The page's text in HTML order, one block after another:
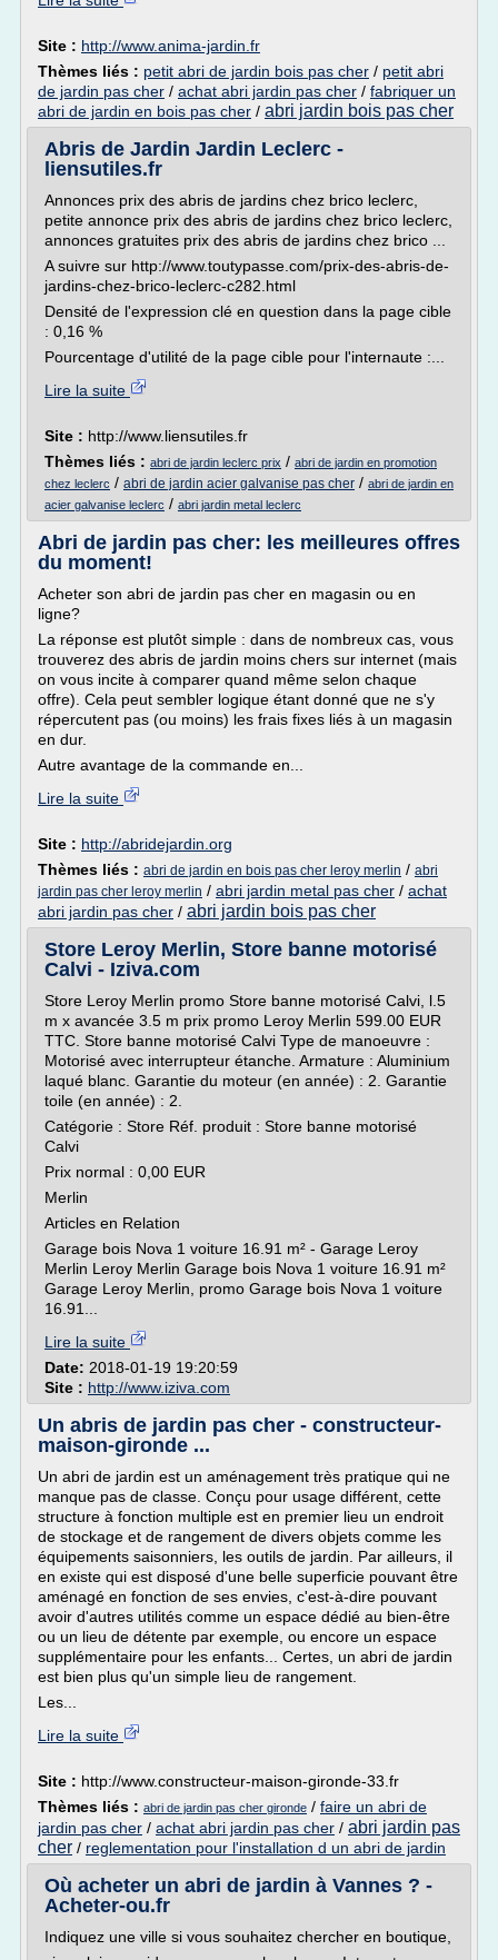
Site : http://www.anima-jardin.fr
Thèmes liés : petit abri de jardin bois pas cher / petit abri
de jardin pas cher / achat abri jardin pas cher / fabriquer un
abri de jardin en bois pas cher / abri jardin bois pas cher
Abris de Jardin Jardin Leclerc -
liensutiles.fr
Annonces prix des abris de jardins chez brico leclerc,
petite annonce prix des abris de jardins chez brico leclerc,
annonces gratuites prix des abris de jardins chez brico ...
A suivre sur http://www.toutypasse.com/prix-des-abris-de-
jardins-chez-brico-leclerc-c282.html
Densité de l'expression clé en question dans la page cible
: 0,16 %
Pourcentage d'utilité de la page cible pour l'internaute :...
Lire la suite
Site : http://www.liensutiles.fr
Thèmes liés : abri de jardin leclerc prix / abri de jardin en promotion
chez leclerc / abri de jardin acier galvanise pas cher / abri de jardin en
acier galvanise leclerc / abri jardin metal leclerc
Abri de jardin pas cher: les meilleures offres
du moment!
Acheter son abri de jardin pas cher en magasin ou en
ligne?
La réponse est plutôt simple : dans de nombreux cas, vous
trouverez des abris de jardin moins chers sur internet (mais
on vous incite à comparer quand même selon chaque
offre). Cela peut sembler logique étant donné que ne s'y
répercutent pas (ou moins) les frais fixes liés à un magasin
en dur.
Autre avantage de la commande en...
Lire la suite
Site : http://abridejardin.org
Thèmes liés : abri de jardin en bois pas cher leroy merlin / abri
jardin pas cher leroy merlin / abri jardin metal pas cher / achat
abri jardin pas cher / abri jardin bois pas cher
Store Leroy Merlin, Store banne motorisé
Calvi - Iziva.com
Store Leroy Merlin promo Store banne motorisé Calvi, l.5
m x avancée 3.5 m prix promo Leroy Merlin 599.00 EUR
TTC. Store banne motorisé Calvi Type de manoeuvre :
Motorisé avec interrupteur étanche. Armature : Aluminium
laqué blanc. Garantie du moteur (en année) : 2. Garantie
toile (en année) : 2.
Catégorie : Store Réf. produit : Store banne motorisé
Calvi
Prix normal : 0,00 EUR
Merlin
Articles en Relation
Garage bois Nova 1 voiture 16.91 m² - Garage Leroy
Merlin Leroy Merlin Garage bois Nova 1 voiture 16.91 m²
Garage Leroy Merlin, promo Garage bois Nova 1 voiture
16.91...
Lire la suite
Date: 2018-01-19 19:20:59
Site : http://www.iziva.com
Un abris de jardin pas cher - constructeur-
maison-gironde ...
Un abri de jardin est un aménagement très pratique qui ne
manque pas de classe. Conçu pour usage différent, cette
structure à fonction multiple est en premier lieu un endroit
de stockage et de rangement de divers objets comme les
équipements saisonniers, les outils de jardin. Par ailleurs, il
en existe qui est disposé d'une belle superficie pouvant être
aménagé en fonction de ses envies, c'est-à-dire pouvant
avoir d'autres utilités comme un espace dédié au bien-être
ou un lieu de détente par exemple, ou encore un espace
supplémentaire pour les enfants... Certes, un abri de jardin
est bien plus qu'un simple lieu de rangement.
Les...
Lire la suite
Site : http://www.constructeur-maison-gironde-33.fr
Thèmes liés : abri de jardin pas cher gironde / faire un abri de
jardin pas cher / achat abri jardin pas cher / abri jardin pas
cher / reglementation pour l'installation d un abri de jardin
Où acheter un abri de jardin à Vannes ? -
Acheter-ou.fr
Indiquez une ville si vous souhaitez chercher en boutique,